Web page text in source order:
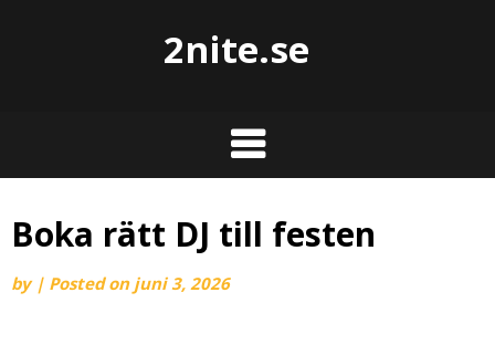
2nite.se
Boka rätt DJ till festen
by | Posted on juni 3, 2026